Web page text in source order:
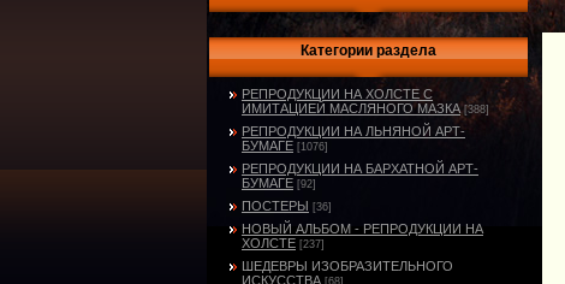
Категории раздела
РЕПРОДУКЦИИ НА ХОЛСТЕ С
ИМИТАЦИЕЙ МАСЛЯНОГО МАЗКА [388]
РЕПРОДУКЦИИ НА ЛЬНЯНОЙ АРТ-
БУМАГЕ [1076]
РЕПРОДУКЦИИ НА БАРХАТНОЙ АРТ-
БУМАГЕ [92]
ПОСТЕРЫ [36]
НОВЫЙ АЛЬБОМ - РЕПРОДУКЦИИ НА
ХОЛСТЕ [237]
ШЕДЕВРЫ ИЗОБРАЗИТЕЛЬНОГО
ИСКУССТВА [68]